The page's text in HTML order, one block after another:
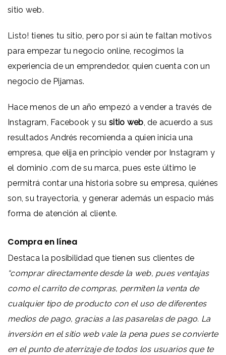
sitio web.
Listo! tienes tu sitio, pero por si aún te faltan motivos
para empezar tu negocio online, recogimos la
experiencia de un emprendedor, quien cuenta con un
negocio de Pijamas.
Hace menos de un año empezó a vender a través de
Instagram, Facebook y su sitio web, de acuerdo a sus
resultados Andrés recomienda a quien inicia una
empresa, que elija en principio vender por Instagram y
el dominio .com de su marca, pues este último le
permitrá contar una historia sobre su empresa, quiénes
son, su trayectoria, y generar además un espacio más
forma de atención al cliente.
Compra en línea
Destaca la posibilidad que tienen sus clientes de
“comprar directamente desde la web, pues ventajas
como el carrito de compras, permiten la venta de
cualquier tipo de producto con el uso de diferentes
medios de pago, gracias a las pasarelas de pago. La
inversión en el sitio web vale la pena pues se convierte
en el punto de aterrizaje de todos los usuarios que te